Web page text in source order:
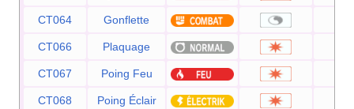
CT064 Gonflette
CT066 Plaquage
CT067 Poing Feu
CT068 Poing Éclair